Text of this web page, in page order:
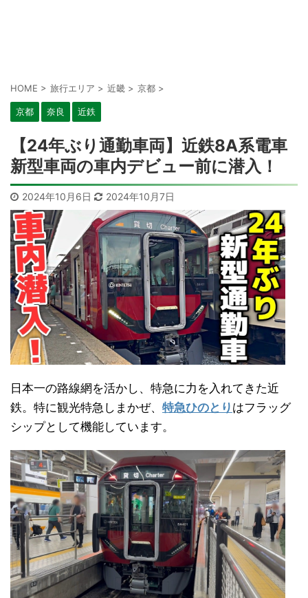
HOME > 旅行エリア > 近畿 > 京都 >
京都 奈良 近鉄
【24年ぶり通勤車両】近鉄8A系電車
新型車両の車内デビュー前に潜入！
2024年10月6日 2024年10月7日
日本一の路線網を活かし、特急に力を入れてきた近
鉄。特に観光特急しまかぜ、 特急ひのとり はフラッグ
シップとして機能しています。